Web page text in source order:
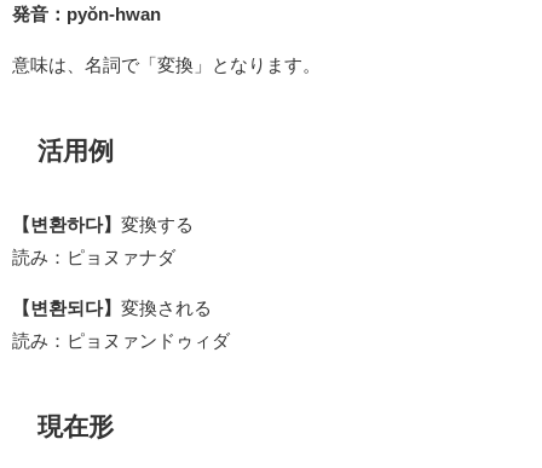
発音：pyŏn-hwan
意味は、名詞で「変換」となります。
活用例
【변환하다】 変換する
読み：ピョヌァナダ
【변환되다】 変換される
読み：ピョヌァンドゥィダ
現在形